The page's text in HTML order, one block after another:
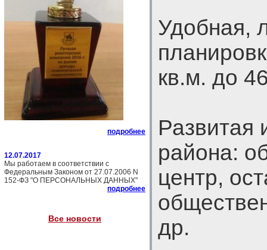
подробнее
12.07.2017
Мы работаем в соответствии с
Федеральным Законом от 27.07.2006 N
152-ФЗ "О ПЕРСОНАЛЬНЫХ ДАННЫХ"
подробнее
Все новости
Удобная,
кв.м. до
Развитая
района:
центр,
др.